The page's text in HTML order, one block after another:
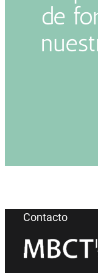
de
Contacto